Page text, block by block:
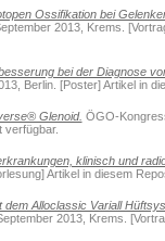
Ossifikation bei
2013, Krems.
bei der Diagnose
Berlin. [Poster] Artikel in
Glenoid. ÖGO-
verfügbar.
klinisch und
Artikel in diesem
dem Alloclassic Variall
2013, Krems.